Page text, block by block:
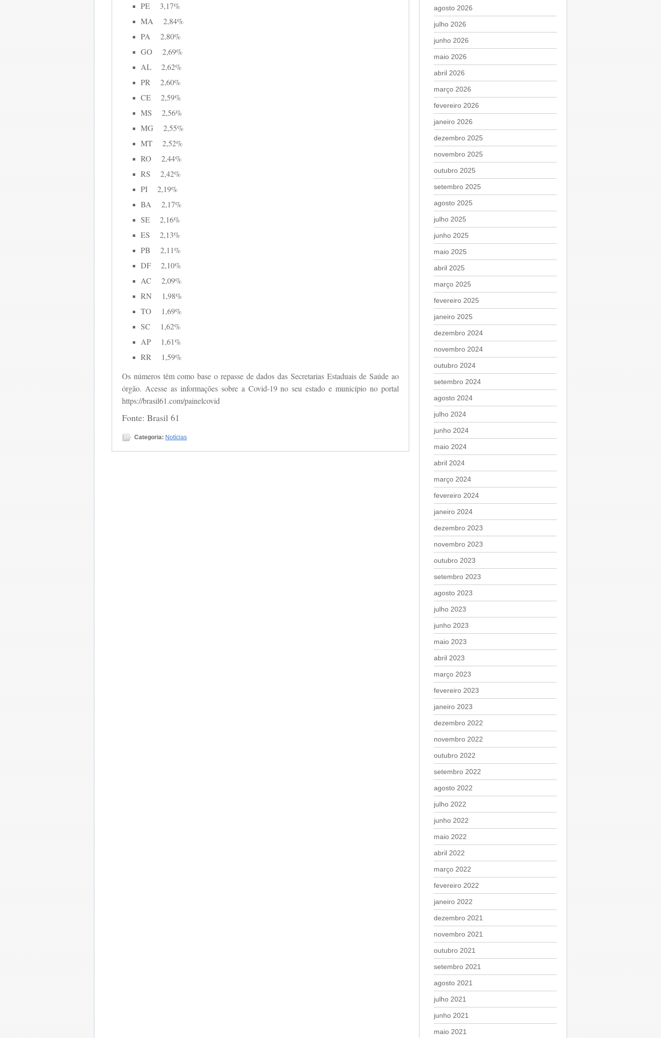
PE 3,17%
MA 2,84%
PA 2,80%
GO 2,69%
AL 2,62%
PR 2,60%
CE 2,59%
MS 2,56%
MG 2,55%
MT 2,52%
RO 2,44%
RS 2,42%
PI 2,19%
BA 2,17%
SE 2,16%
ES 2,13%
PB 2,11%
DF 2,10%
AC 2,09%
RN 1,98%
TO 1,69%
SC 1,62%
AP 1,61%
RR 1,59%
Os números têm como base o repasse de dados das Secretarias Estaduais de Saúde ao
órgão. Acesse as informações sobre a Covid-19 no seu estado e município no portal
https://brasil61.com/painelcovid
Fonte: Brasil 61
Categoria: Notícias
agosto 2026
julho 2026
junho 2026
maio 2026
abril 2026
março 2026
fevereiro 2026
janeiro 2026
dezembro 2025
novembro 2025
outubro 2025
setembro 2025
agosto 2025
julho 2025
junho 2025
maio 2025
abril 2025
março 2025
fevereiro 2025
janeiro 2025
dezembro 2024
novembro 2024
outubro 2024
setembro 2024
agosto 2024
julho 2024
junho 2024
maio 2024
abril 2024
março 2024
fevereiro 2024
janeiro 2024
dezembro 2023
novembro 2023
outubro 2023
setembro 2023
agosto 2023
julho 2023
junho 2023
maio 2023
abril 2023
março 2023
fevereiro 2023
janeiro 2023
dezembro 2022
novembro 2022
outubro 2022
setembro 2022
agosto 2022
julho 2022
junho 2022
maio 2022
abril 2022
março 2022
fevereiro 2022
janeiro 2022
dezembro 2021
novembro 2021
outubro 2021
setembro 2021
agosto 2021
julho 2021
junho 2021
maio 2021